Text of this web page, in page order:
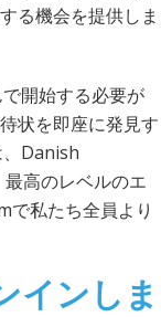
る機会を提供しま
開始する必要が
状を即座に発見す
Danish
高のレベルのエ
私たち全員より
インしま